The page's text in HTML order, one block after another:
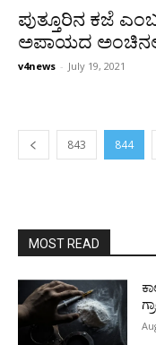
ಪುತ್ತೂರಿನ ಕಜೆ
ಅಪಾಯದ
v4news - July 19, 2021
843 844
MOST READ